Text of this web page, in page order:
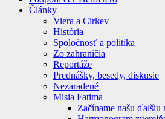
Články
Viera a Cirkev
História
Spoločnosť a politika
Zo zahraničia
Reportáže
Prednášky, besedy, diskusie
Nezaradené
Misia Fatima
Začíname našu ďalšiu